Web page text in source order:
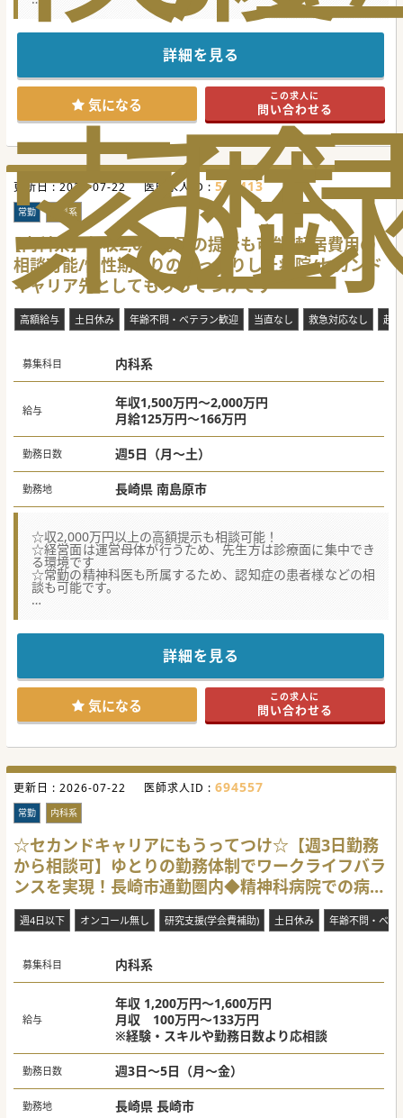
索
る
歴
★☆コンサルタントからのメッセージ★☆
地域に密着した慢性期病院です。
【年収1,800万円】【ゆったり勤務】【最寄駅から徒歩圏
内】など、人気の条件が目白押しです。
また、ベテラン医師も積極採用しております。
カルテは紙カルテを採用しております。
少しでもご興味がございましたら、お気軽にお問合せくださ
#秋入職可
詳細を見る
気になる この求人に
問い合わせる
更新日 :2026-07-22 医師求人ID : 598413
常勤 内科系
【内科系】年収2,000万円の提示も可能/転居費用の
相談可能/慢性期寄りのゆったりした病院/セカンド
キャリア先としてもうってつけです
高額給与 土日休み 年齢不問・ベテラン歓迎 当直なし 救急対応なし 赴
募集科目 内科系
給与
年収1,500万円～2,000万円
月給125万円～166万円
勤務日数 週5日（月～土）
勤務地 長崎県 南島原市
☆収2,000万円以上の高額提示も相談可能！
☆経営面は運営母体が行うため、先生方は診療面に集中でき
る環境です
☆常勤の精神科医も所属するため、認知症の患者様などの相
談も可能です。
精神病床と療養病床という珍しい病棟編成が特徴となってい
現任の先生がご高齢となり数年後に勇退の意向があるため、
後任の先生を募集しています。
元気にお勤めいただける先生でしたら、年齢は問われません
ので定年後のセカンドキャリア先としても
うってつけかと思います。
当該医療機関のある南島原市は、豊かな自然と歴史的史跡が
定年後は地方でゆったりしながら、医師としての人生を全う
したいという先生には
自信を持ってご紹介できる求人です。
少しでもご興味がございましたら、お気軽にお問合せくださ
い。
#秋入職可
詳細を見る
気になる この求人に
問い合わせる
更新日 : 2026-07-22 医師求人ID : 694557
常勤 内科系
☆セカンドキャリアにもうってつけ☆【週3日勤務
から相談可】ゆとりの勤務体制でワークライフバラ
ンスを実現！長崎市通勤圏内◆精神科病院での病棟
管理・内科コンサル
週4日以下 オンコール無し 研究支援(学会費補助) 土日休み 年齢不問・ベテ
募集科目 内科系
給与
年収 1,200万円～1,600万円
月収 100万円～133万円
※経験・スキルや勤務日数より応相談
勤務日数 週3日～5日（月～金）
勤務地 長崎県 長崎市